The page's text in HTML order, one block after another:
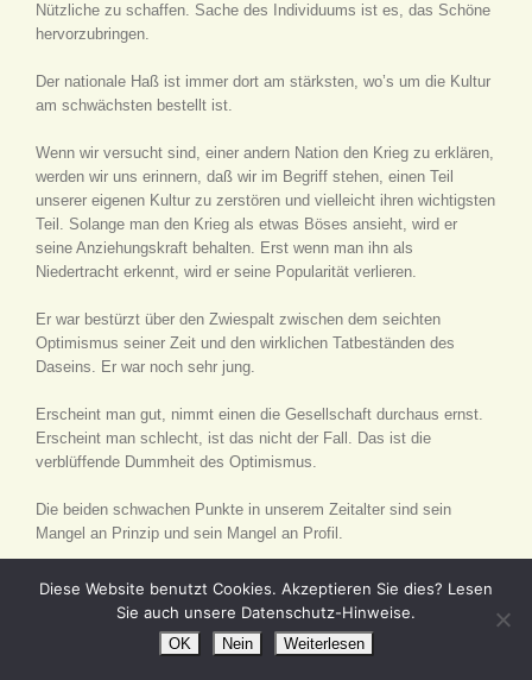
Nützliche zu schaffen. Sache des Individuums ist es, das Schöne
hervorzubringen.
Der nationale Haß ist immer dort am stärksten, wo’s um die Kultur
am schwächsten bestellt ist.
Wenn wir versucht sind, einer andern Nation den Krieg zu erklären,
werden wir uns erinnern, daß wir im Begriff stehen, einen Teil
unserer eigenen Kultur zu zerstören und vielleicht ihren wichtigsten
Teil. Solange man den Krieg als etwas Böses ansieht, wird er
seine Anziehungskraft behalten. Erst wenn man ihn als
Niedertracht erkennt, wird er seine Popularität verlieren.
Er war bestürzt über den Zwiespalt zwischen dem seichten
Optimismus seiner Zeit und den wirklichen Tatbeständen des
Daseins. Er war noch sehr jung.
Erscheint man gut, nimmt einen die Gesellschaft durchaus ernst.
Erscheint man schlecht, ist das nicht der Fall. Das ist die
verblüffende Dummheit des Optimismus.
Die beiden schwachen Punkte in unserem Zeitalter sind sein
Mangel an Prinzip und sein Mangel an Profil.
Wie alle Leute, die ein Thema zu erschöpfen suchen, erschöpfte er
seine Zuhörer.
Heutzutage kennen die Leute von allem den Preis und von nichts
Diese Website benutzt Cookies. Akzeptieren Sie dies? Lesen
Sie auch unsere Datenschutz-Hinweise.
OK Nein Weiterlesen